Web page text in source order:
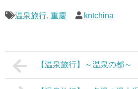
温泉旅行, 重慶 kntchina
【温泉旅行】～温泉の都